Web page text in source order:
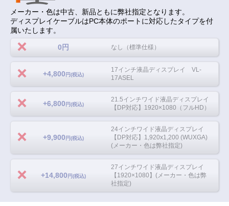
メーカー・色は中古、新品ともに弊社指定となります。
ディスプレイケーブルはPC本体のポートに対応したタイプを付
属いたします。
0円 なし（標準仕様）
+4,800 円(税込)
17インチ液晶ディスプレイ VL-
17ASEL
+6,800 円(税込)
21.5インチワイド液晶ディスプレイ
【DP対応】1920×1080（フルHD）
+9,900 円(税込)
24インチワイド液晶ディスプレイ
【DP対応】1,920x1,200 (WUXGA)
(メーカー・色は弊社指定)
+14,800 円(税込)
27インチワイド液晶ディスプレイ
【1920×1080】(メーカー・色は弊
社指定)